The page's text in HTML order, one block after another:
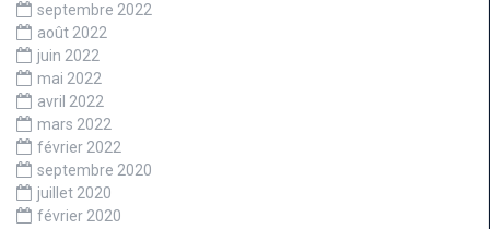
septembre 2022
août 2022
juin 2022
mai 2022
avril 2022
mars 2022
février 2022
septembre 2020
juillet 2020
février 2020